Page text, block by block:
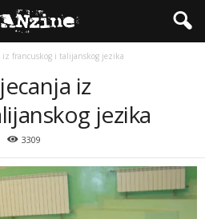
francuskog i talijanskog jezika
iz
jezika
3309